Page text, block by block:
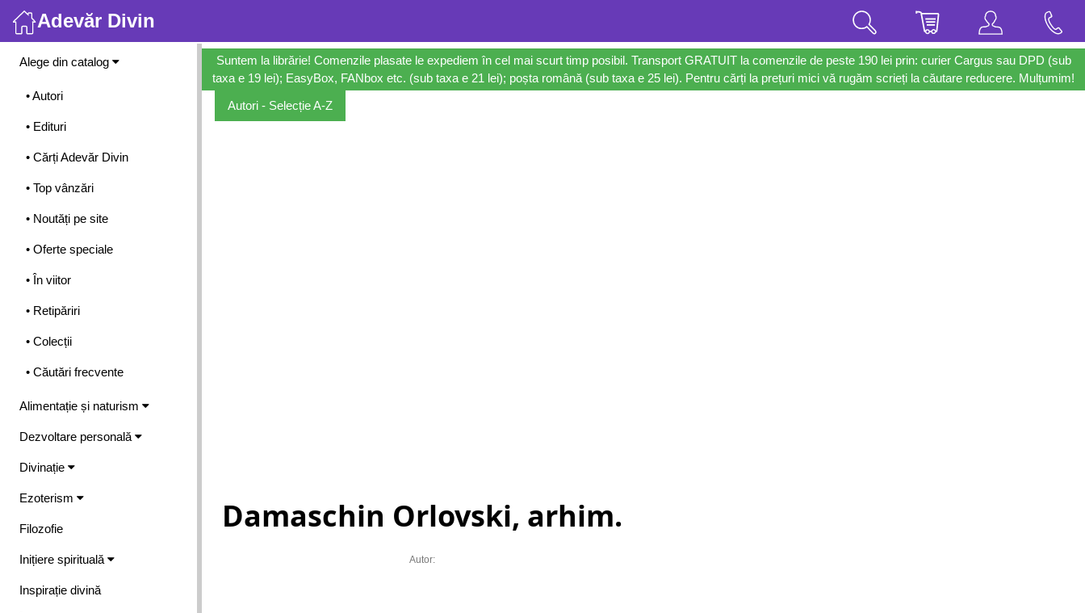
Adevăr Divin
Meniu
Alege din catalog
• Autori
• Edituri
• Cărți Adevăr Divin
• Top vânzări
• Noutăți pe site
• Oferte speciale
• În viitor
• Retipăriri
• Colecții
• Căutări frecvente
Alimentație și naturism
Dezvoltare personală
Divinație
Ezoterism
Filozofie
Inițiere spirituală
Inspirație divină
Suntem la librărie! Comenzile plasate le expediem în cel mai scurt timp posibil. Transport GRATUIT la comenzile de peste 190 lei prin: curier Cargus sau DPD (sub
taxa e 19 lei); EasyBox, FANbox etc. (sub taxa e 21 lei); poșta română (sub taxa e 25 lei). Pentru cărți la prețuri mici vă rugăm scrieți la căutare reducere. Mulțumim!
Autori - Selecție A-Z
Damaschin Orlovski, arhim.
Autor: